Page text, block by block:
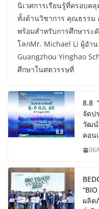
นิเวศการเรียนรู้ที่ครอบค
ทั้งด้านวิชาการ คุณธรรม
พร้อมสำหรับการศึกษาระ
โลกMr. Michael Li ผู้อำ
Guangzhou Yinghao
ศึกษาในศตวรรษที่
8.8
จัดป
วัฒน์
คอน
ผลิต